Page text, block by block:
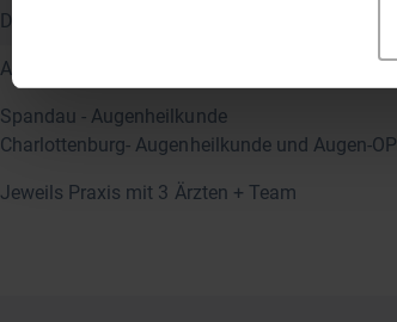
Dr Vogt Ansprechpartner: O. Beckmann
Augenarztpraxis + Augenarztpraxis mit OP
Spandau - Augenheilkunde
Charlottenburg- Augenheilkunde und Augen-OP
Jeweils Praxis mit 3 Ärzten + Team